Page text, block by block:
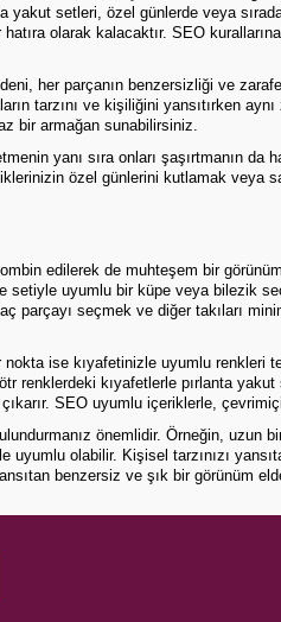
yakut setleri, özel günlerde veya
olarak kalacaktır. SEO
her parçanın benzersizliği ve
tarzını ve kişiliğini yansıtırken
bir armağan sunabilirsiniz.
yanı sıra onları şaşırtmanın da
özel günlerini kutlamak
edilerek de muhteşem bir
uyumlu bir küpe veya bilezik
seçmek ve diğer takıları
ise kıyafetinizle uyumlu
renklerdeki kıyafetlerle pırlanta
SEO uyumlu içeriklerle,
önemlidir. Örneğin,
olabilir. Kişisel tarzınızı
benzersiz ve şık bir görünüm